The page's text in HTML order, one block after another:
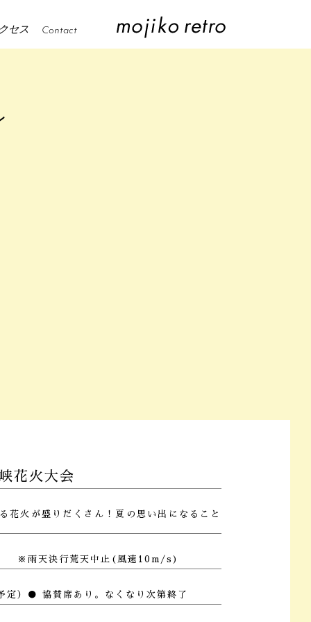
セス Contact
花火大会
花火が盛りだくさん！夏の思い出になること
※雨天決行荒天中止(風速10m/s)
）● 協賛席あり。なくなり次第終了